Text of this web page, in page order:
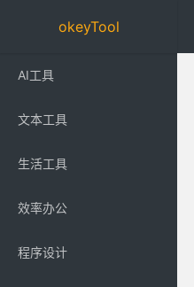
okeyTool
AI工具
文本工具
生活工具
效率办公
程序设计